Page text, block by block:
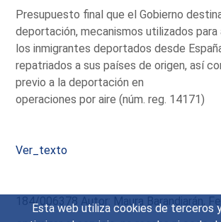
Esta web utiliza cookies de terceros
Presupuesto final que el Gobierno
deportación, mecanismos utilizados para
los inmigrantes deportados desde
repatriados a sus países de origen, así
previo a la deportación en
operaciones por aire (núm. reg. 14171)
Ver_texto
184/006378 Autor: Maura Barandiarán,